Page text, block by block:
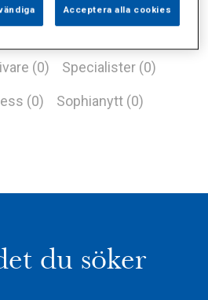
(0) Specialister (0)
(0) Sophianytt (0)
du söker
Acceptera alla cookies